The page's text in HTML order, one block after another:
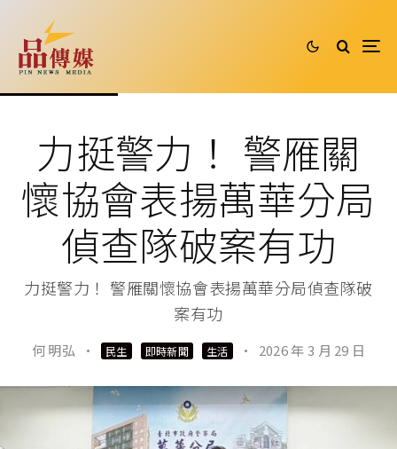
力挺警力！ 警雁關
懷協會表揚萬華分局
偵查隊破案有功
力挺警力！ 警雁關懷協會表揚萬華分局偵查隊破
案有功
何 明弘 · 民生 即時新聞 生活 · 2026 年 3 月 29 日